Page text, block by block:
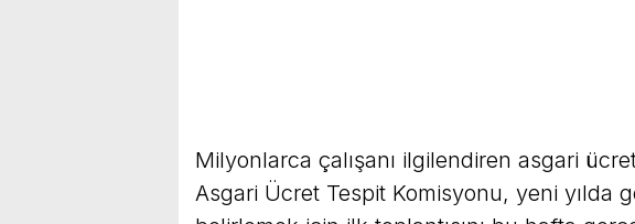
Milyonlarca çalışanı ilgilendiren asgari
Asgari Ücret Tespit Komisyonu, yeni yılda